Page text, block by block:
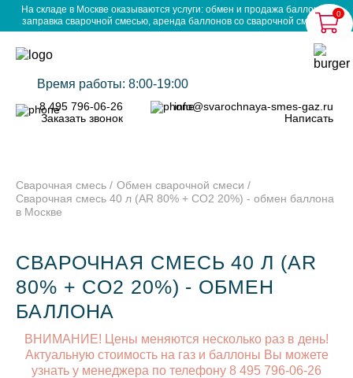
На складе в Москве оказываются услуги: обмен и продажа баллонов,
заправка сварочной смесью, аренда баллонов со сварочной смесью.
Время работы: 8:00-19:00
8 495 796-06-26
Заказать звонок
info@svarochnaya-smes-gaz.ru
Написать
0
Сварочная смесь
Обмен сварочной смеси
Сварочная смесь 40 л (AR 80% + CO2 20%) - обмен баллона
в Москве
СВАРОЧНАЯ СМЕСЬ 40 Л (AR
80% + CO2 20%) - ОБМЕН
БАЛЛОНА
ВНИМАНИЕ! Цены меняются несколько раз в день!
Актуальную стоимость на газ и баллоны Вы можете
узнать у менеджера по телефону 8 495 796-06-26